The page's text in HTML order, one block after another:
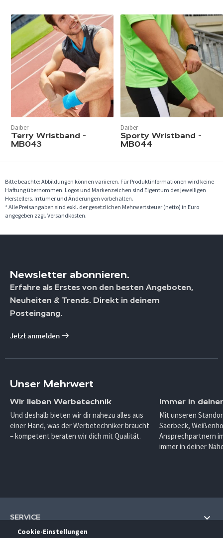
Cookie-Einstellungen
Daiber
Terry Wristband -
MB043
Daiber
Sporty Wristband -
MB044
Bitte beachte: Abbildungen können variieren. Für Produktinformationen wird keine
Haftung übernommen. Logos und Markenzeichen sind Eigentum des jeweiligen
Herstellers. Irrtümer und Änderungen vorbehalten.
* Alle Preisangaben sind exkl. der gesetzlichen Mehrwertsteuer (netto) in Euro
angegeben zzgl. Versandkosten.
Newsletter abonnieren.
Erfahre als Erstes von den besten Angeboten,
Neuheiten & Trends. Direkt in deinem
Posteingang.
Jetzt anmelden
Unser Mehrwert
Wir lieben Werbetechnik
Und deshalb bieten wir dir nahezu alles aus
einer Hand, was der Werbetechniker braucht
– kompetent beraten wir dich mit Qualität.
Immer in
Mit unseren
Saerbeck,
Ansprechpartnern
immer in deiner
SERVICE